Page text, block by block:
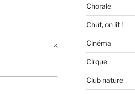
Chorale
Chut, on lit !
Cinéma
Cirque
Club nature